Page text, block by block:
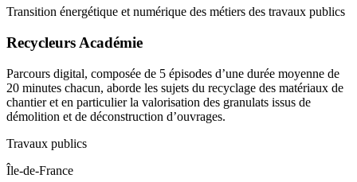
Transition énergétique et numérique des métiers des travaux publics
Recycleurs Académie
Parcours digital, composée de 5 épisodes d’une durée moyenne de
20 minutes chacun, aborde les sujets du recyclage des matériaux de
chantier et en particulier la valorisation des granulats issus de
démolition et de déconstruction d’ouvrages.
Travaux publics
Île-de-France